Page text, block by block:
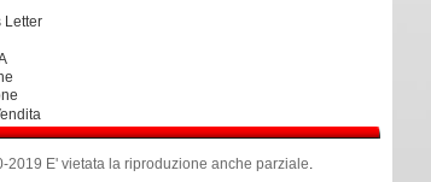
Letter
E' vietata la riproduzione anche parziale.